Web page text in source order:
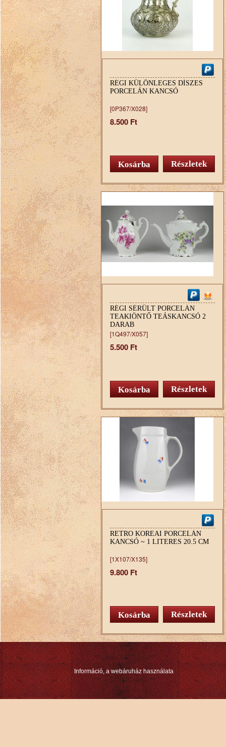
RÉGI KÜLÖNLEGES DÍSZES
PORCELÁN KANCSÓ
[0P367/X028]
8.500 Ft
Részletek
RÉGI SÉRÜLT PORCELÁN
TEAKIÖNTŐ TEÁSKANCSÓ 2
DARAB
[1Q497/X057]
5.500 Ft
Részletek
RETRO KOREAI PORCELÁN
KANCSÓ ~ 1 LITERES 20.5 CM
[1X107/X135]
9.800 Ft
Részletek
Információ, a webáruház használata